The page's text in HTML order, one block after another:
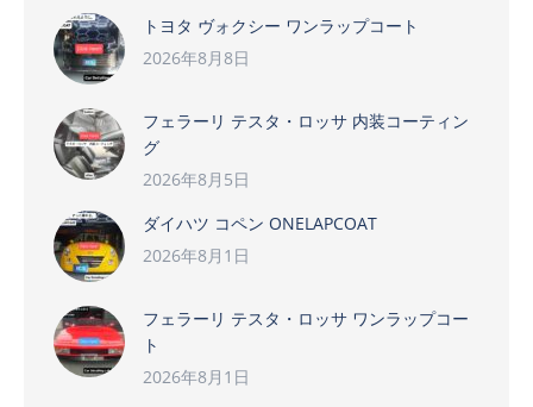
トヨタ ヴォクシー ワンラップコート
2026年8月8日
フェラーリ テスタ・ロッサ 内装コーティン
グ
2026年8月5日
ダイハツ コペン ONELAPCOAT
2026年8月1日
フェラーリ テスタ・ロッサ ワンラップコー
ト
2026年8月1日